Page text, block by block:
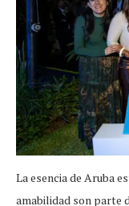
La esencia de Aruba
amabilidad son parte